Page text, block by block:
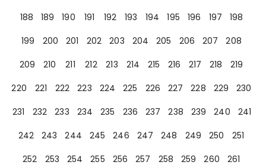
188
189 190 191 192 193 194 195 196 197
198
199
200 201 202 203 204 205 206 207
208
209
210 211 212 213 214 215 216 217 218
219
220
221 222 223 224 225 226 227 228 229
230
231
232 233 234 235 236 237 238 239 240
241
242
243 244 245 246 247 248 249 250
251
252
253 254 255 256 257 258 259 260
261